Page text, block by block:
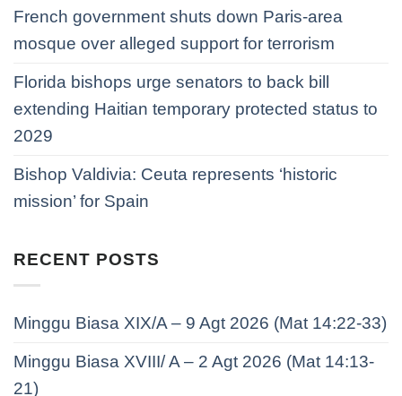
French government shuts down Paris-area
mosque over alleged support for terrorism
Florida bishops urge senators to back bill
extending Haitian temporary protected status to
2029
Bishop Valdivia: Ceuta represents ‘historic
mission’ for Spain
RECENT POSTS
Minggu Biasa XIX/A – 9 Agt 2026 (Mat 14:22-33)
Minggu Biasa XVIII/ A – 2 Agt 2026 (Mat 14:13-
21)